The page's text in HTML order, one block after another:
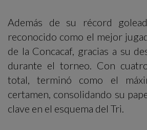
Además de su récord
reconocido como el mejor
de la Concacaf, gracias a su
durante el torneo. Con
total, terminó como el
certamen, consolidando su
clave en el esquema del Tri.